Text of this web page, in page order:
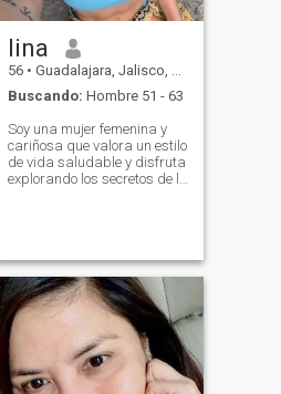
lina
56 • Guadalajara, Jalisco, México
Buscando: Hombre 51 - 63
Soy una mujer femenina y
cariñosa que valora un estilo
de vida saludable y disfruta
explorando los secretos de la
todos con amabilidad. Soy
romántica y sensual, llena de
amor y calidez, dispuesta a
compartirlo con el hombre
querido.